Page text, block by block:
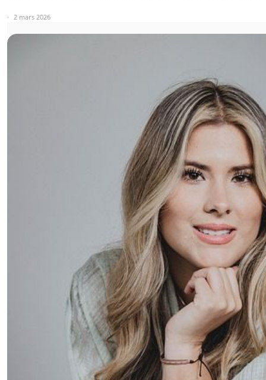
2 mars 2026